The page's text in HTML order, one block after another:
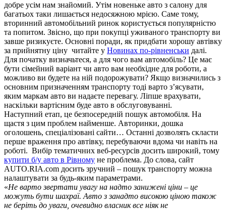
добре усім нам знайомий. Утім новеньке авто з салону для
багатьох таки лишається недосяжною мрією. Саме тому,
вторинний автомобільний ринок користується популярністю
та попитом. Звісно, що при покупці уживаного транспорту ви
завше ризикуєте. Основні поради, як придбати хорошу автівку
за прийнятну ціну читайте у Новинах по-рівненськи далі.
Для початку визначьтеся, а для чого вам автомобіль? Це має
бути сімейний варіант чи авто вам необхідне для роботи, а
можливо ви будете на ній подорожувати? Якщо визначились з
основним призначенням транспорту тоді варто з’ясувати,
яким маркам авто ви надаєте перевагу. Ліпше врахувати,
наскільки вартісним буде авто в обслуговуванні.
Наступний етап, це безпосередній пошук автомобіля. На
щастя з цим проблем найменше. Авторинки, дошка
оголошень, спеціалізовані сайти… Останні дозволять скласти
перше враження про автівку, перебуваючи вдома чи навіть на
роботі. Вибір тематичних веб-ресурсів досить широкий, тому
купити б/у авто в Рівному не проблема. До слова, сайт
AUTO.RIA.com досить зручний – пошук транспорту можна
налаштувати за будь-яким параметрами.
«Не варто звертати увагу на надто занижені ціни – це
можуть бути шахраї. Авто з занадто високою ціною також
не беріть до уваги, очевидно власник все ніяк не